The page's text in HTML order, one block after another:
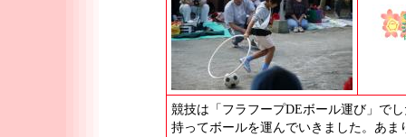
競技は「フラフープDEボール運び」で
持ってボールを運んでいきました。あ